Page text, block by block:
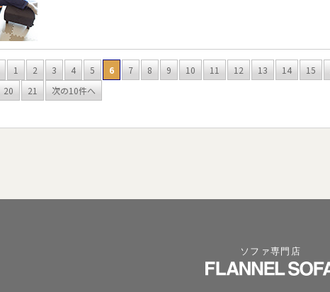
1 2 3 4 5 6 7 8 9 10 11 12 13 14 15
20 21 次の10件へ
ソファ専門店